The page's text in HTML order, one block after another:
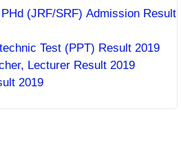
(JRF/SRF) Admission Result
Test (PPT) Result 2019
Lecturer Result 2019
2019